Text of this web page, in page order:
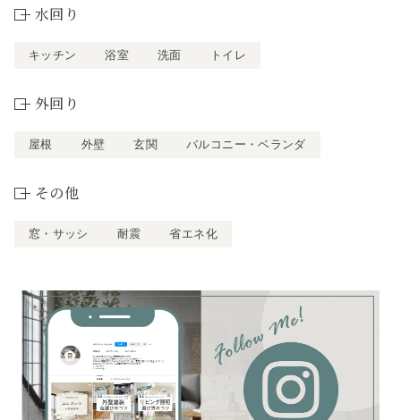
水回り
キッチン 浴室 洗面 トイレ
外回り
屋根 外壁 玄関 バルコニー・ベランダ
その他
窓・サッシ 耐震 省エネ化